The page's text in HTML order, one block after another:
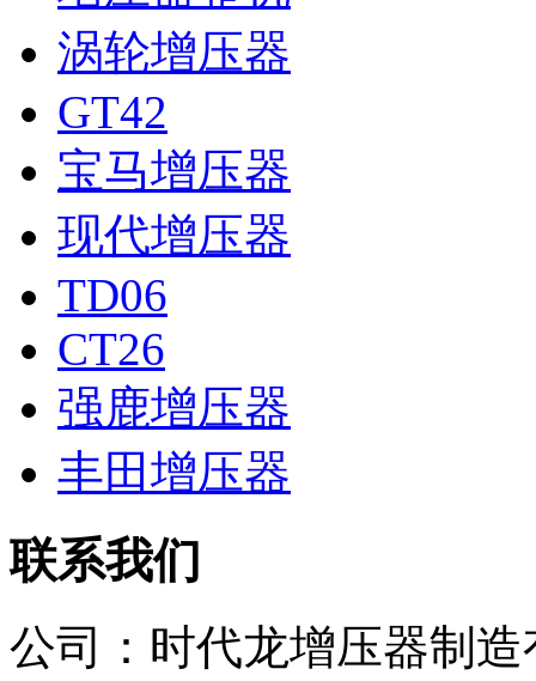
涡轮增压器
GT42
宝马增压器
现代增压器
TD06
CT26
强鹿增压器
丰田增压器
联系我们
公司： 时代龙增压器制造